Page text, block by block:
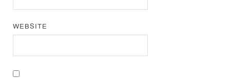
WEBSITE